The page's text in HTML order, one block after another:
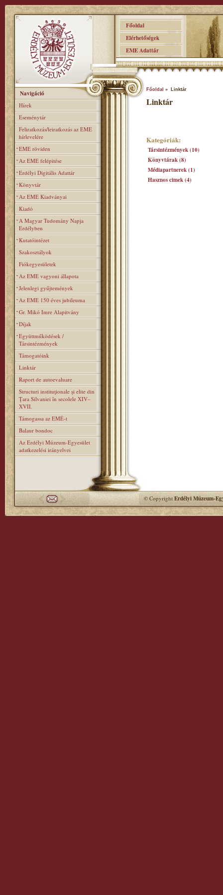
Főoldal
Elérhetőségek
EME Adattár
Navigáció
Hírek
Eseménytár
Feliratkozás/leiratkozás az EME
hírlevelére
EME röviden
Az EME felépitése
Erdélyi Digitális Adattár
Könyvtár
Az EME Kiadványai
Kiadó
A Magyar Tudomány Napja
Erdélyben
Kutatóintézet
Szakosztályok
Fiókegyesületek
Az EME vagyoni állapota
Jelenlegi gyűjtemények
Az EME 150 éves jubileuma
Gr. Mikó Imre Alapitvány
Díjak
Együttműködések /
Társintézmények
Támogatóink
Linktár
Raport de autoevaluare
Structuri instituţionale şi elite din
Ţara Silvaniei în secolele XIV–
XVII.
Támogassa az EMÉ-t
Balaur bondoc
Az Erdélyi Múzeum-Egyesület
adatkezelési irányelvei
Főoldal » Linktár
Linktár
Kategóriák:
Társintézmények (10)
Könyvtárak (8)
Médiapartnerek (1)
Hasznos cimek (4)
© CopyrightErdélyi Múzeum-